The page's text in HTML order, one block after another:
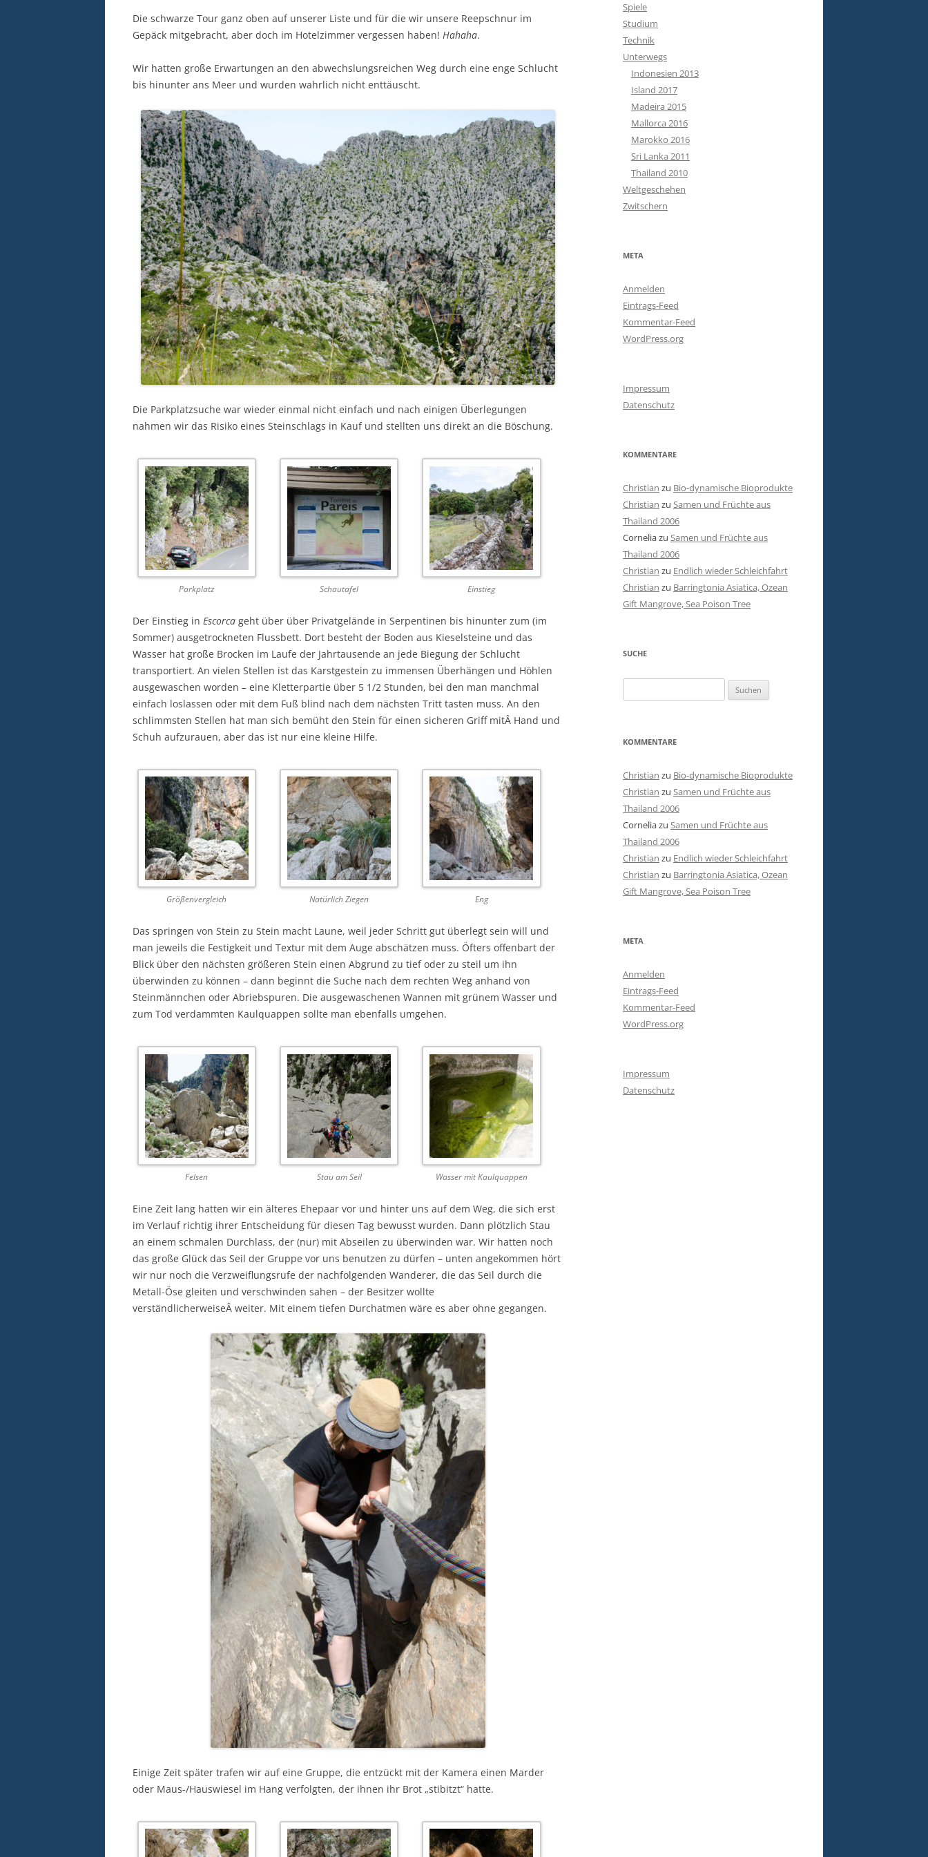
Die schwarze Tour ganz oben auf unserer Liste und für die wir unsere Reepschnur im
Gepäck mitgebracht, aber doch im Hotelzimmer vergessen haben! Hahaha.
Wir hatten große Erwartungen an den abwechslungsreichen Weg durch eine enge Schlucht
bis hinunter ans Meer und wurden wahrlich nicht enttäuscht.
Die Parkplatzsuche war wieder einmal nicht einfach und nach einigen Überlegungen
nahmen wir das Risiko eines Steinschlags in Kauf und stellten uns direkt an die Böschung.
Parkplatz Schautafel Einstieg
Der Einstieg in Escorca geht über über Privatgelände in Serpentinen bis hinunter zum (im
Sommer) ausgetrockneten Flussbett. Dort besteht der Boden aus Kieselsteine und das
Wasser hat große Brocken im Laufe der Jahrtausende an jede Biegung der Schlucht
transportiert. An vielen Stellen ist das Karstgestein zu immensen Überhängen und Höhlen
ausgewaschen worden – eine Kletterpartie über 5 1/2 Stunden, bei den man manchmal
einfach loslassen oder mit dem Fuß blind nach dem nächsten Tritt tasten muss. An den
schlimmsten Stellen hat man sich bemüht den Stein für einen sicheren Griff mitÂ Hand und
Schuh aufzurauen, aber das ist nur eine kleine Hilfe.
Größenvergleich Natürlich Ziegen Eng
Das springen von Stein zu Stein macht Laune, weil jeder Schritt gut überlegt sein will und
man jeweils die Festigkeit und Textur mit dem Auge abschätzen muss. Öfters offenbart der
Blick über den nächsten größeren Stein einen Abgrund zu tief oder zu steil um ihn
überwinden zu können – dann beginnt die Suche nach dem rechten Weg anhand von
Steinmännchen oder Abriebspuren. Die ausgewaschenen Wannen mit grünem Wasser und
zum Tod verdammten Kaulquappen sollte man ebenfalls umgehen.
Felsen Stau am Seil Wasser mit Kaulquappen
Eine Zeit lang hatten wir ein älteres Ehepaar vor und hinter uns auf dem Weg, die sich erst
im Verlauf richtig ihrer Entscheidung für diesen Tag bewusst wurden. Dann plötzlich Stau
an einem schmalen Durchlass, der (nur) mit Abseilen zu überwinden war. Wir hatten noch
das große Glück das Seil der Gruppe vor uns benutzen zu dürfen – unten angekommen hört
wir nur noch die Verzweiflungsrufe der nachfolgenden Wanderer, die das Seil durch die
Metall-Öse gleiten und verschwinden sahen – der Besitzer wollte
verständlicherweiseÂ weiter. Mit einem tiefen Durchatmen wäre es aber ohne gegangen.
Einige Zeit später trafen wir auf eine Gruppe, die entzückt mit der Kamera einen Marder
oder Maus-/Hauswiesel im Hang verfolgten, der ihnen ihr Brot „stibitzt“ hatte.
Spiele
Studium
Technik
Unterwegs
Indonesien 2013
Island 2017
Madeira 2015
Mallorca 2016
Marokko 2016
Sri Lanka 2011
Thailand 2010
Weltgeschehen
Zwitschern
META
Anmelden
Eintrags-Feed
Kommentar-Feed
WordPress.org
Impressum
Datenschutz
KOMMENTARE
Christian zu Bio-dynamische Bioprodukte
Christian zu Samen und Früchte aus
Thailand 2006
Corneliazu Samen und Früchte aus
Thailand 2006
Christian zu Endlich wieder Schleichfahrt
Christian zu Barringtonia Asiatica, Ozean
Gift Mangrove, Sea Poison Tree
SUCHE
nach:
KOMMENTARE
Christian zu Bio-dynamische Bioprodukte
Christian zu Samen und Früchte aus
Thailand 2006
Corneliazu Samen und Früchte aus
Thailand 2006
Christian zu Endlich wieder Schleichfahrt
Christian zu Barringtonia Asiatica, Ozean
Gift Mangrove, Sea Poison Tree
META
Anmelden
Eintrags-Feed
Kommentar-Feed
WordPress.org
Impressum
Datenschutz